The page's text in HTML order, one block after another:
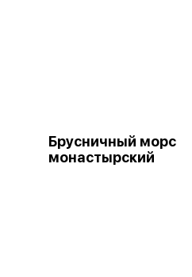
Брусничный морс
монастырский